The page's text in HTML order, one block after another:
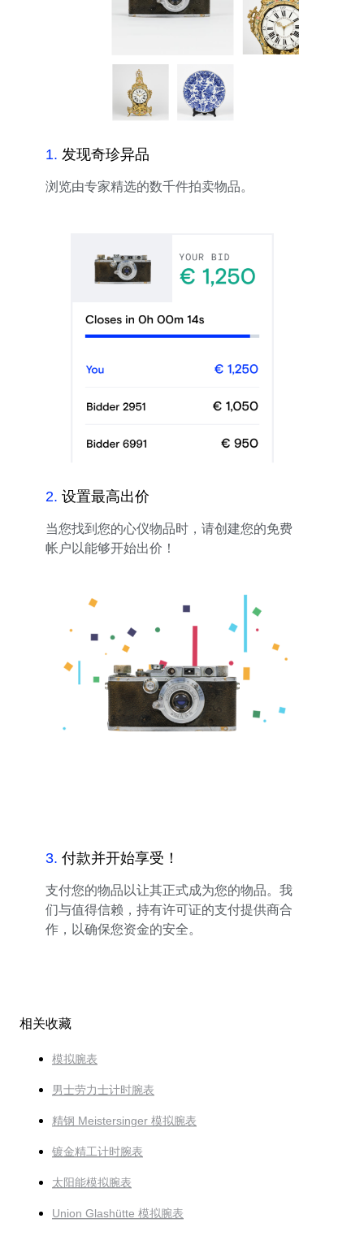
1. 发现奇珍异品
浏览由专家精选的数千件拍卖物品。
2. 设置最高出价
当您找到您的心仪物品时，请创建您的免费
帐户以能够开始出价！
3. 付款并开始享受！
支付您的物品以让其正式成为您的物品。我
们与值得信赖，持有许可证的支付提供商合
作，以确保您资金的安全。
相关收藏
模拟腕表
男士劳力士计时腕表
精钢 Meistersinger 模拟腕表
镀金精工计时腕表
太阳能模拟腕表
Union Glashütte 模拟腕表